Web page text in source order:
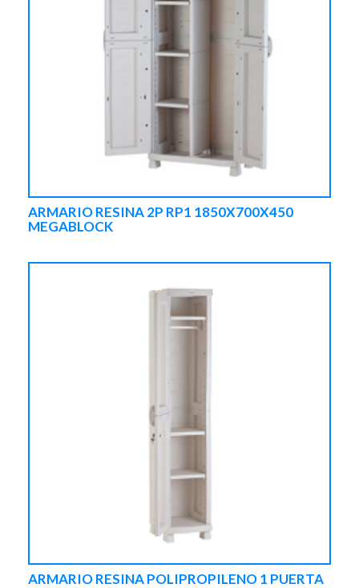
ARMARIO RESINA 2P RP1 1850X700X450
MEGABLOCK
ARMARIO RESINA POLIPROPILENO 1 PUERTA